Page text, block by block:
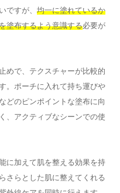
ですが、 均一に塗れているか
塗布するよう意識する必要が
めで、テクスチャーが比較的
。ポーチに入れて持ち運びや
どのピンポイントな塗布に向
、アクティブなシーンでの使
に加えて肌を整える効果を持
さらとした肌に整えてくれる